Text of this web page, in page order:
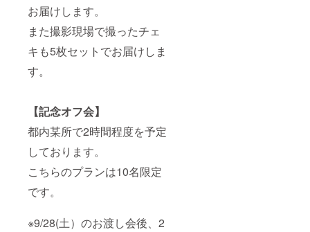
お届けします。
また撮影現場で撮ったチェ
キも5枚セットでお届けしま
す。
【記念オフ会】
都内某所で2時間程度を予定
しております。
こちらのプランは10名限定
です。
※9/28(土）のお渡し会後、2